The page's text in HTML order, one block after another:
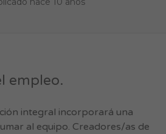
empleo.
integral incorporará una
al equipo. Creadores/as de